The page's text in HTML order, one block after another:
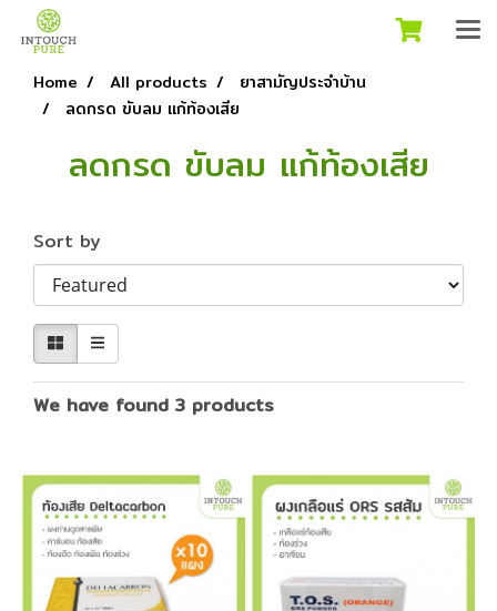
Home All products
ยาสามัญประจำบ้าน
ลดกรด ขับลม แก้ท้องเสีย
ลดกรด ขับลม แก้ท้องเสีย
Sort by
We have found 3 products